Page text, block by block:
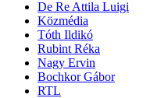
De Re Attila Luigi
Közmédia
Tóth Ildikó
Rubint Réka
Nagy Ervin
Bochkor Gábor
RTL